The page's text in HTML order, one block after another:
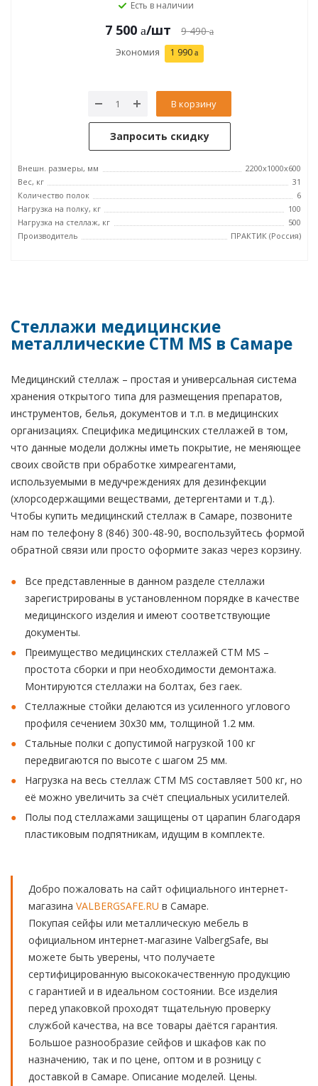
Есть в наличии
7 500 /шт 9 490
Экономия 1 990
В корзину
Запросить скидку
Внешн. размеры, мм
2200x1000x600
Вес, кг
31
Количество полок
6
Нагрузка на полку, кг
100
Нагрузка на стеллаж, кг
500
Производитель
ПРАКТИК (Россия)
Стеллажи медицинские
металлические CTM MS в Самаре
Медицинский стеллаж – простая и универсальная система
хранения открытого типа для размещения препаратов,
инструментов, белья, документов и т.п. в медицинских
организациях. Специфика медицинских стеллажей в том,
что данные модели должны иметь покрытие, не меняющее
своих свойств при обработке химреагентами,
используемыми в медучреждениях для дезинфекции
(хлорсодержащими веществами, детергентами и т.д.).
Чтобы купить медицинский стеллаж в Самаре, позвоните
нам по телефону 8 (846) 300-48-90, воспользуйтесь формой
обратной связи или просто оформите заказ через корзину.
Все представленные в данном разделе стеллажи
зарегистрированы в установленном порядке в качестве
медицинского изделия и имеют соответствующие
документы.
Преимущество медицинских стеллажей CTM MS –
простота сборки и при необходимости демонтажа.
Монтируются стеллажи на болтах, без гаек.
Стеллажные стойки делаются из усиленного углового
профиля сечением 30х30 мм, толщиной 1.2 мм.
Стальные полки с допустимой нагрузкой 100 кг
передвигаются по высоте с шагом 25 мм.
Нагрузка на весь стеллаж CTM MS составляет 500 кг, но
её можно увеличить за счёт специальных усилителей.
Полы под стеллажами защищены от царапин благодаря
пластиковым подпятникам, идущим в комплекте.
Добро пожаловать на сайт официального интернет-
магазина VALBERGSAFE.RU в Самаре.
Покупая сейфы или металлическую мебель в
официальном интернет-магазине ValbergSafe, вы
можете быть уверены, что получаете
сертифицированную высококачественную продукцию
с гарантией и в идеальном состоянии. Все изделия
перед упаковкой проходят тщательную проверку
службой качества, на все товары даётся гарантия.
Большое разнообразие сейфов и шкафов как по
назначению, так и по цене, оптом и в розницу с
доставкой в Самаре. Описание моделей. Цены.